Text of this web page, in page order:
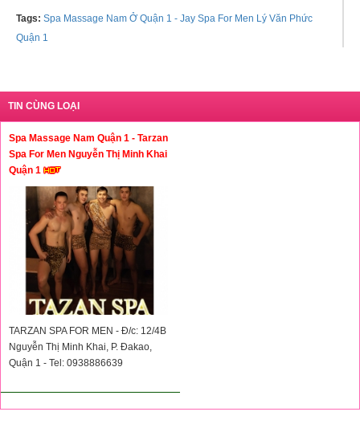
Tags: Spa Massage Nam Ở Quận 1 - Jay Spa For Men Lý Văn Phức
Quận 1
TIN CÙNG LOẠI
Spa Massage Nam Quận 1 - Tarzan
Spa For Men Nguyễn Thị Minh Khai
Quận 1
TARZAN SPA FOR MEN - Đ/c: 12/4B
Nguyễn Thị Minh Khai, P. Đakao,
Quận 1 - Tel: 0938886639